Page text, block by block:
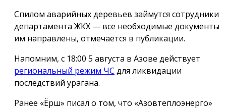
Спилом аварийных деревьев займутся сотрудники
департамента ЖКХ — все необходимые документы
им направлены, отмечается в публикации.
Напомним, с 18:00 5 августа в Азове действует
региональный режим ЧС для ликвидации
последствий урагана.
Ранее «Ёрш» писал о том, что «Азовтеплоэнерго»